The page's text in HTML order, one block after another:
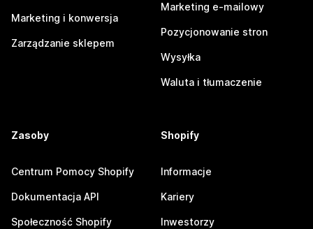
Marketing i konwersja
Zarządzanie sklepem
Marketing e-mailowy
Pozycjonowanie stron
Wysyłka
Waluta i tłumaczenie
Zasoby
Centrum Pomocy Shopify
Dokumentacja API
Społeczność Shopify
Shopify
Informacje
Kariery
Inwestorzy